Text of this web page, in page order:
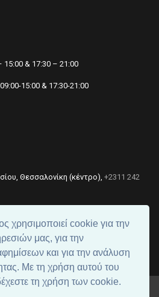
χρησιμοποιεί cookie για την
μας, για την
και για την ανάλυση
Με τη χρήση αυτού του
τη χρήση των cookie.
& 17:30 – 21:00
15:00 & 17:30-21:00
Θεσσαλονίκη (κέντρο), +2311 242
. All rights reserved.